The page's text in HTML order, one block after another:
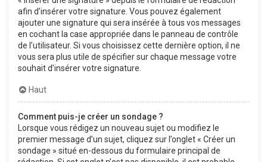
afin d’insérer votre signature. Vous pouvez également
ajouter une signature qui sera insérée à tous vos messages
en cochant la case appropriée dans le panneau de contrôle
de l’utilisateur. Si vous choisissez cette dernière option, il ne
vous sera plus utile de spécifier sur chaque message votre
souhait d’insérer votre signature.
Haut
Comment puis-je créer un sondage ?
Lorsque vous rédigez un nouveau sujet ou modifiez le
premier message d’un sujet, cliquez sur l’onglet « Créer un
sondage » situé en-dessous du formulaire principal de